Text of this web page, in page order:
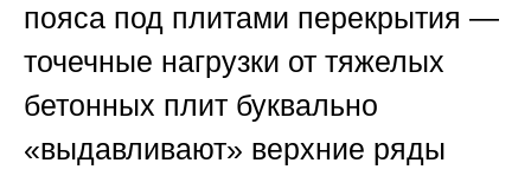
пояса под плитами перекрытия —
точечные нагрузки от тяжелых
бетонных плит буквально
«выдавливают» верхние ряды